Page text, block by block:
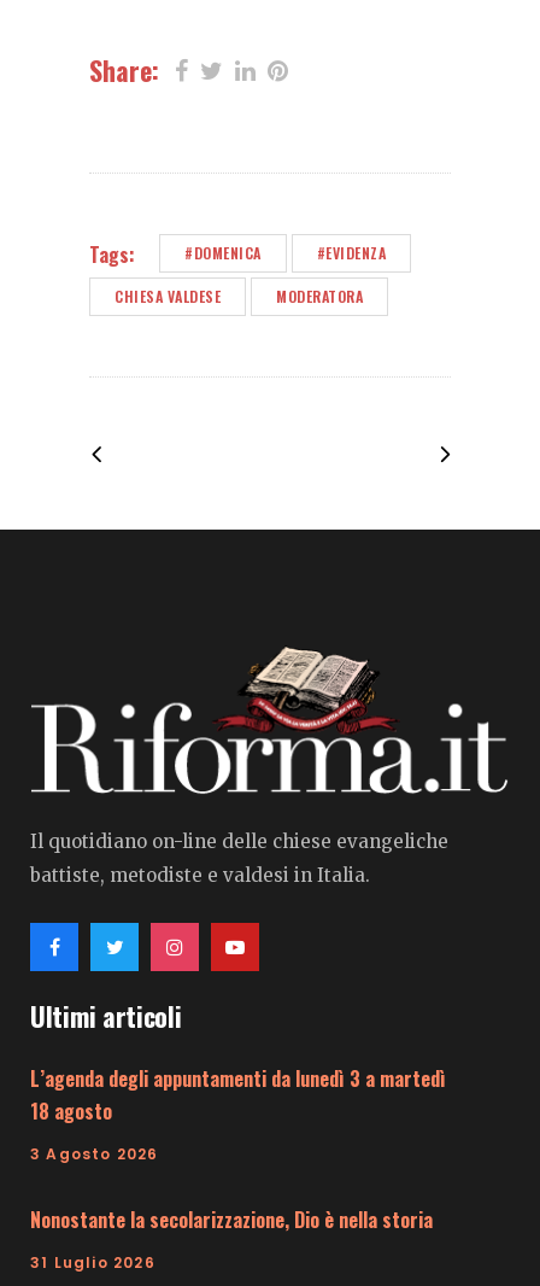
Share:
Tags: #DOMENICA #EVIDENZA
CHIESA VALDESE MODERATORA
Il quotidiano on-line delle chiese evangeliche
battiste, metodiste e valdesi in Italia.
Ultimi articoli
L’agenda degli appuntamenti da lunedì 3 a martedì
18 agosto
3 Agosto 2026
Nonostante la secolarizzazione, Dio è nella storia
31 Luglio 2026